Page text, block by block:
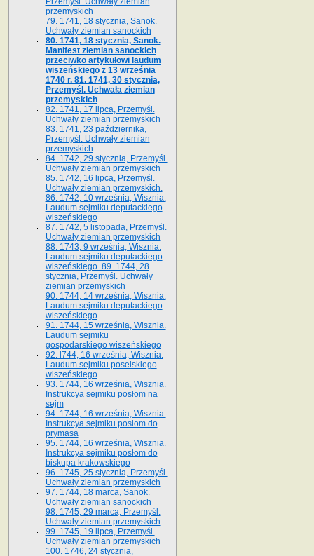
przemyskich
79. 1741, 18 stycznia, Sanok.
Uchwały ziemian sanockich
80. 1741, 18 stycznia, Sanok.
Manifest ziemian sanockich
przeciwko artykułowi laudum
wiszeńskiego z 13 wrze­śnia
1740 r. 81. 1741, 30 stycznia,
Przemyśl. Uchwała ziemian
przemyskich
82. 1741, 17 lipca, Przemyśl.
Uchwały ziemian przemyskich
83. 1741, 23 października,
Przemyśl. Uchwały ziemian
przemyskich
84. 1742, 29 stycznia, Przemyśl.
Uchwały ziemian przemyskich
85. 1742, 16 lipca, Przemyśl.
Uchwały ziemian przemyskich.
86. 1742, 10 września, Wisznia.
Laudum sejmiku deputackiego
wiszeńskiego
87. 1742, 5 listopada, Przemyśl.
Uchwały ziemian przemyskich
88. 1743, 9 września, Wisznia.
Laudum sejmiku deputackiego
wiszeńskiego. 89. 1744, 28
stycznia, Przemyśl. Uchwały
ziemian przemyskich
90. 1744, 14 września, Wisznia.
Laudum sejmiku deputackiego
wiszeńskiego
91. 1744, 15 września, Wisznia.
Laudum sejmiku
gospodarskiego wiszeńskiego
92. l744, 16 września, Wisznia.
Laudum sejmiku poselskiego
wiszeńskiego
93. 1744, 16 września, Wisznia.
Instrukcya sejmiku posłom na
sejm
94. 1744, 16 września, Wisznia.
Instrukcya sejmiku posłom do
prymasa
95. 1744, 16 września, Wisznia.
Instrukcya sejmiku posłom do
biskupa krakowskiego
96. 1745, 25 stycznia, Przemyśl.
Uchwały ziemian przemyskich
97. 1744, 18 marca, Sanok.
Uchwały ziemian sanockich
98. 1745, 29 marca, Przemyśl.
Uchwały ziemian przemyskich
99. 1745, 19 lipca, Przemyśl.
Uchwały ziemian przemyskich
100. 1746, 24 stycznia,